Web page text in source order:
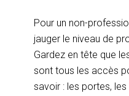
Pour un non-
jauger le niveau de
Gardez en tête que
sont tous les accès
savoir : les portes,